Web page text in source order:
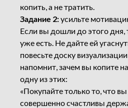
копить, а не тратить.
Задание 2:усильте
Если вы дошли до этого дня,
уже есть. Не дайте ей
повесьте доску
напомнит, зачем вы копите
одну из этих:
«Покупайте только то, что
совершенно счастливы